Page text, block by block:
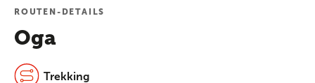
Oga
ROUTEN-DETAILS
Trekking